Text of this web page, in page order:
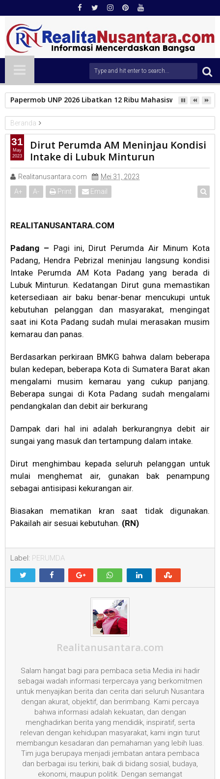
Papermob UNP 2026 Libatkan 12 Ribu Mahasiswa Baru,
Beranda
PERUMDA
Dirut Perumda AM Meninjau Kondisi Intake di Lubuk Minturun
Dirut Perumda AM Meninjau Kondisi
Intake di Lubuk Minturun
Realitanusantara.com
Mei 31, 2023
A+ A- Print Email
REALITANUSANTARA.COM
Padang – Pagi ini, Dirut Perumda Air Minum Kota
Padang, Hendra Pebrizal meninjau langsung kondisi
Intake Perumda AM Kota Padang yang berada di
Lubuk Minturun. Kedatangan Dirut guna memastikan
ketersediaan air baku benar-benar mencukupi untuk
kebutuhan pelanggan dan masyarakat, mengingat
saat ini Kota Padang sudah mulai merasakan musim
kemarau dan panas.
Berdasarkan perkiraan BMKG bahwa dalam beberapa
bulan kedepan, beberapa Kota di Sumatera Barat akan
mengalami musim kemarau yang cukup panjang.
Beberapa sungai di Kota Padang sudah mengalami
pendangkalan dan debit air berkurang
Dampak dari hal ini adalah berkurangnya debit air
sungai yang masuk dan tertampung dalam intake.
Dirut menghimbau kepada seluruh pelanggan untuk
mulai menghemat air, gunakan bak penampung
sebagai antisipasi kekurangan air.
Biasakan mematikan kran saat tidak digunakan.
Pakailah air sesuai kebutuhan. (RN)
Label: PERUMDA
Realitanusantara.com
Salam hangat bagi para pembaca setia Media ini hadir
sebagai wadah informasi terpercaya yang berkomitmen
untuk menyajikan berita dan cerita dari seluruh Nusantara
dengan akurat, objektif, dan berimbang. Kami percaya
bahwa informasi adalah kekuatan, dan dengan
menghadirkan berita yang mendidik, inspiratif, serta
relevan dengan kehidupan masyarakat, kami ingin turut
membangun kesadaran dan pemahaman yang lebih luas.
Tim juga berupaya menjadi jembatan antara pembaca
dan berbagai isu terkini, baik di bidang sosial, budaya,
ekonomi, maupun politik. Dengan semangat
31
May
2023